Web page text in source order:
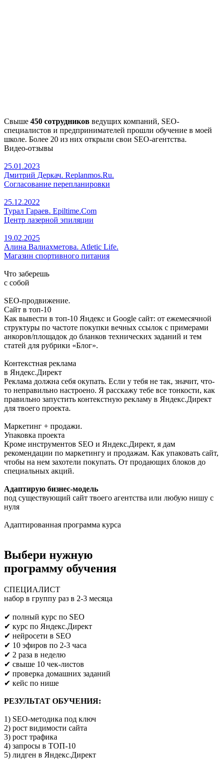
Свыше 450 сотрудников ведущих компаний, SEO-
специалистов и предпринимателей прошли обучение в моей
школе. Более 20 из них открыли свои SEO-агентства.
Видео-отзывы
25.01.2023
Дмитрий Деркач. Replanmos.Ru.
Согласование перепланировки
25.12.2022
Турал Гараев. Epiltime.Com
Центр лазерной эпиляции
19.02.2025
Алина Валиахметова. Atletic Life.
Магазин спортивного питания
Что заберешь
с собой
SEO-продвижение.
Сайт в топ-10
Как вывести в топ-10 Яндекс и Google сайт: от ежемесячной
структуры по частоте покупки вечных ссылок с примерами
анкоров/площадок до бланков технических заданий и тем
статей для рубрики «Блог».
Контекстная реклама
в Яндекс.Директ
Реклама должна себя окупать. Если у тебя не так, значит, что-
то неправильно настроено. Я расскажу тебе все тонкости, как
правильно запустить контекстную рекламу в Яндекс.Директ
для твоего проекта.
Маркетинг + продажи.
Упаковка проекта
Кроме инструментов SEO и Яндекс.Директ, я дам
рекомендации по маркетингу и продажам. Как упаковать сайт,
чтобы на нем захотели покупать. От продающих блоков до
специальных акций.
Адаптирую бизнес-модель
под существующий сайт твоего агентства или любую нишу с
нуля
Адаптированная программа курса
Выбери нужную
программу обучения
СПЕЦИАЛИСТ
набор в группу раз в 2-3 месяца
✔ полный курс по SEO
✔ курс по Яндекс.Директ
✔ нейросети в SEO
✔ 10 эфиров по 2-3 часа
✔ 2 раза в неделю
✔ свыше 10 чек-листов
✔ проверка домашних заданий
✔ кейс по нише
РЕЗУЛЬТАТ ОБУЧЕНИЯ:
1) SEO-методика под ключ
2) рост видимости сайта
3) рост трафика
4) запросы в ТОП-10
5) лидген в Яндекс.Директ